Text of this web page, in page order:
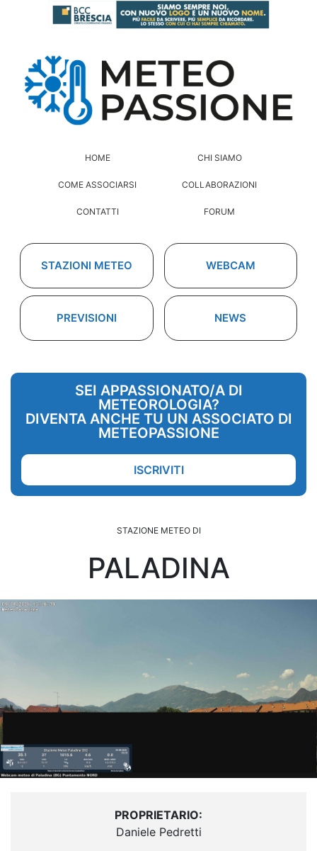
HOME CHI SIAMO
COME ASSOCIARSI COLLABORAZIONI
CONTATTI FORUM
STAZIONI METEO WEBCAM
PREVISIONI NEWS
SEI APPASSIONATO/A DI
METEOROLOGIA?
DIVENTA ANCHE TU UN ASSOCIATO DI
METEOPASSIONE
ISCRIVITI
STAZIONE METEO DI
PALADINA
PROPRIETARIO:
Daniele Pedretti